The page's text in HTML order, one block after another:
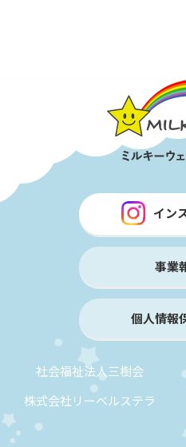
イン
事業
個人情報
社会福祉法人三樹会
株式会社リーベルステラ